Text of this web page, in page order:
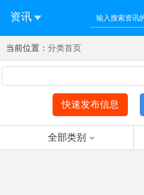
资讯
您好！欢迎来到济南西站棒极网
合资讯门
登录 注册 微
当前位置： 分类首页
快速发布信息
全部类别